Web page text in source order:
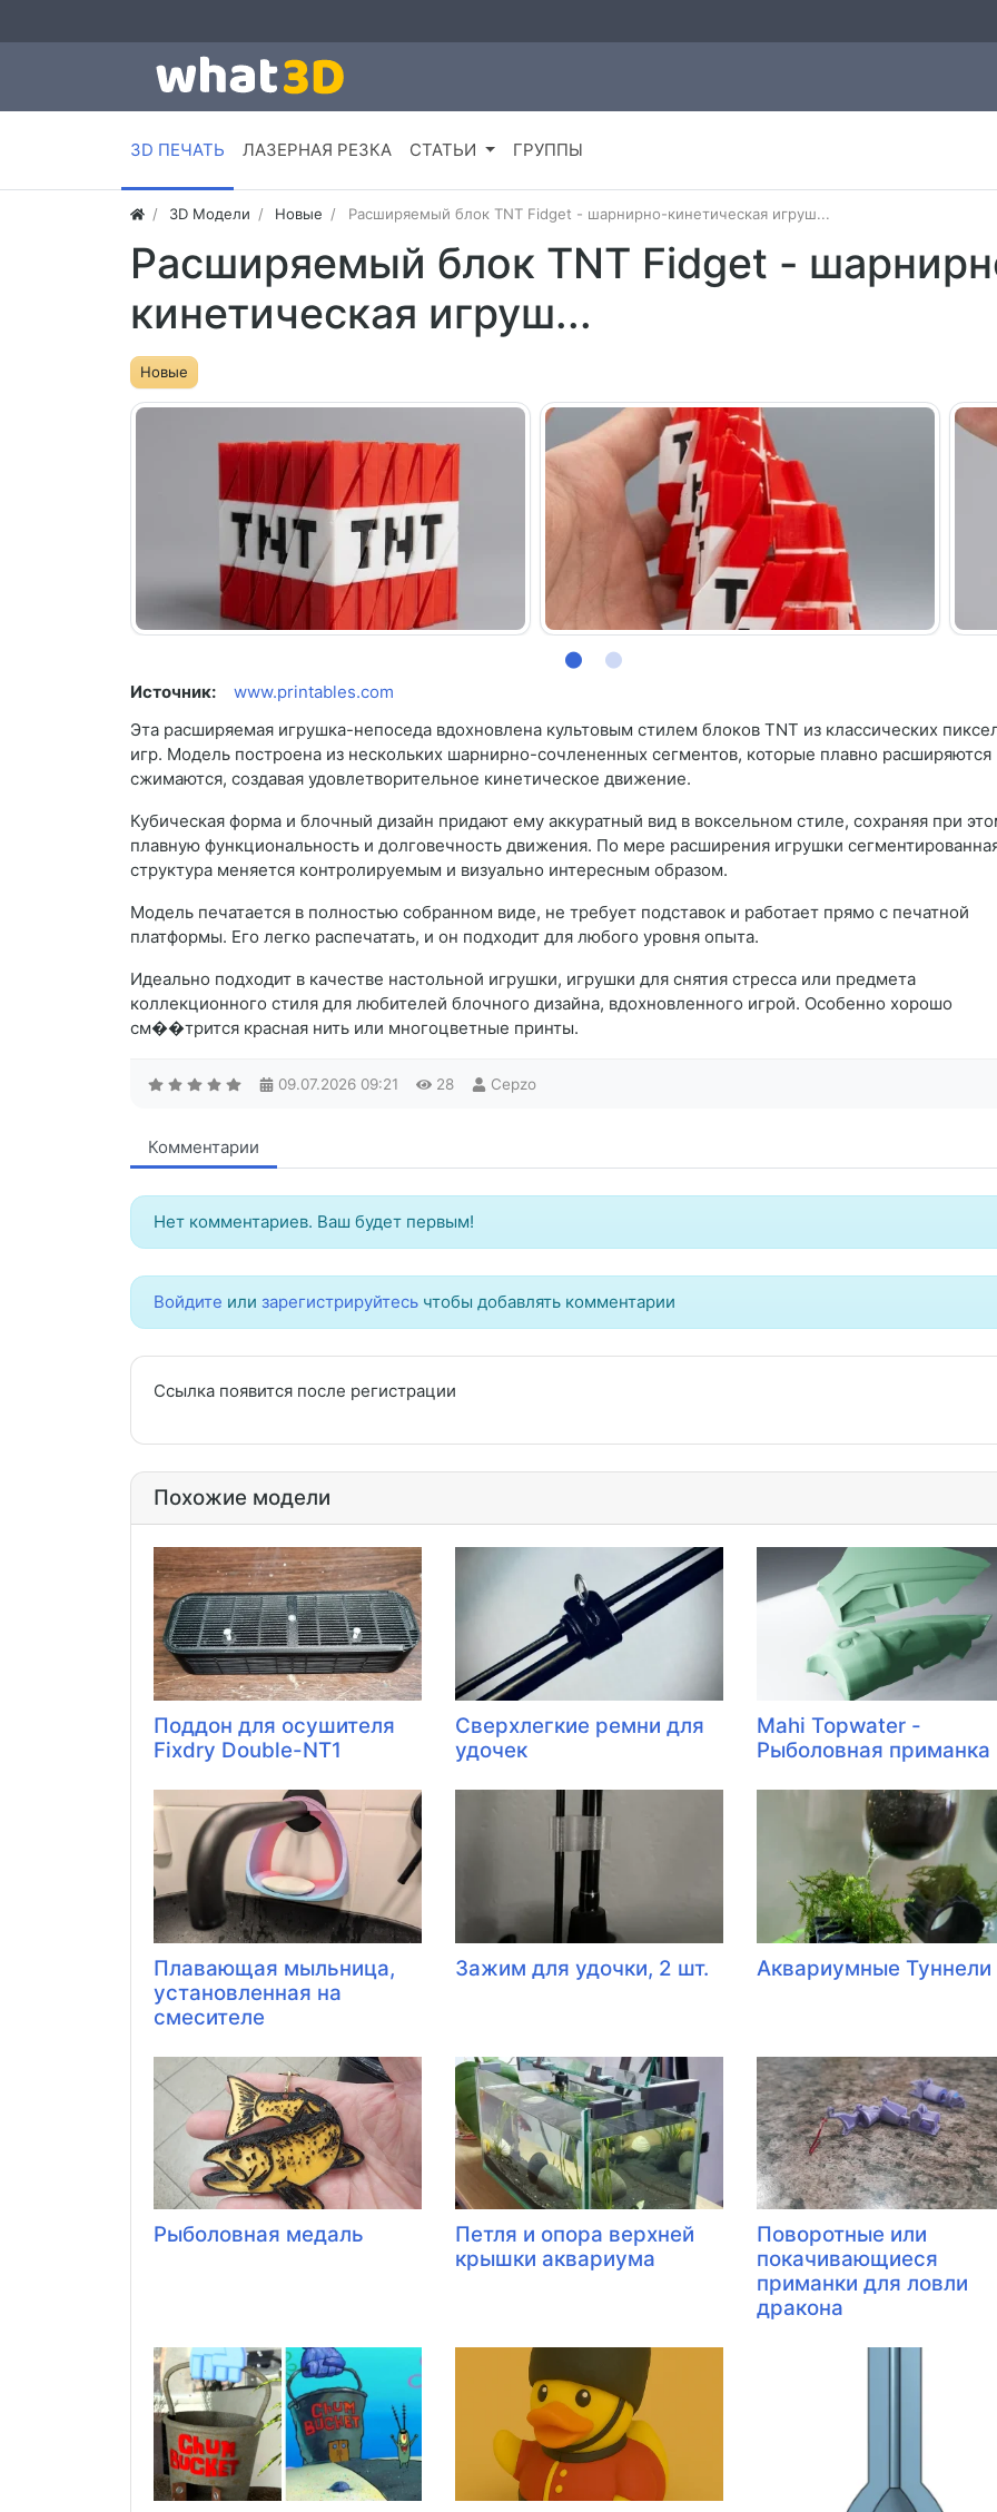
3D ПЕЧАТЬ ЛАЗЕРНАЯ РЕЗКА СТАТЬИ ГРУППЫ
3D Модели Новые Расширяемый блок TNT Fidget - шарнирно-кинетическая игруш...
Расширяемый блок TNT Fidget -
кинетическая игруш...
Новые
Источник:
www.printables.com
Эта расширяемая игрушка-непоседа вдохновлена ​​культовым стилем блоков TNT из классических
игр. Модель построена из нескольких шарнирно-сочлененных сегментов, которые плавно расширяются
сжимаются, создавая удовлетворительное кинетическое движение.
Кубическая форма и блочный дизайн придают ему аккуратный вид в воксельном стиле, сохраняя при
плавную функциональность и долговечность движения. По мере расширения игрушки
структура меняется контролируемым и визуально интересным образом.
Модель печатается в полностью собранном виде, не требует подставок и работает прямо с печатной
платформы. Его легко распечатать, и он подходит для любого уровня опыта.
Идеально подходит в качестве настольной игрушки, игрушки для снятия стресса или предмета
коллекционного стиля для любителей блочного дизайна, вдохновленного игрой. Особенно хорошо
см��трится красная нить или многоцветные принты.
09.07.2026 09:21 28 Cepzo
Комментарии
Нет комментариев. Ваш будет первым!
Войдите или зарегистрируйтесь чтобы добавлять комментарии
Ссылка появится после регистрации
Похожие модели
Поддон для осушителя
Fixdry Double-NT1
Сверхлегкие ремни для
удочек
Mahi Topwater -
Рыболовная приманка
Плавающая мыльница,
установленная на
смесителе
Зажим для удочки, 2 шт. Аквариумные Туннели
Рыболовная медаль
Петля и опора верхней
крышки аквариума
Поворотные или
покачивающиеся
приманки для ловли
дракона